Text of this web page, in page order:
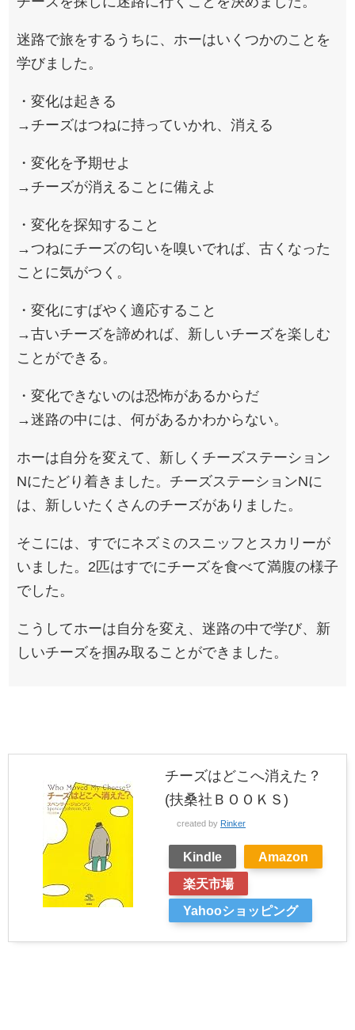
迷路で旅をするうちに、ホーはいくつかのことを
学びました。
・変化は起きる
→チーズはつねに持っていかれ、消える
・変化を予期せよ
→チーズが消えることに備えよ
・変化を探知すること
→つねにチーズの匂いを嗅いでれば、古くなった
ことに気がつく。
・変化にすばやく適応すること
→古いチーズを諦めれば、新しいチーズを楽しむ
ことができる。
・変化できないのは恐怖があるからだ
→迷路の中には、何があるかわからない。
ホーは自分を変えて、新しくチーズステーション
Nにたどり着きました。チーズステーションNに
は、新しいたくさんのチーズがありました。
そこには、すでにネズミのスニッフとスカリーが
いました。2匹はすでにチーズを食べて満腹の様子
でした。
こうしてホーは自分を変え、迷路の中で学び、新
しいチーズを掴み取ることができました。
チーズはどこへ消えた？
(扶桑社ＢＯＯＫＳ)
created by Rinker
Kindle
Amazon
楽天市場
Yahooショッピング